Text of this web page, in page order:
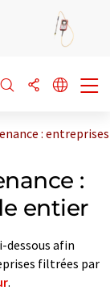
:
:
entier
dessous afin
filtrées par
.